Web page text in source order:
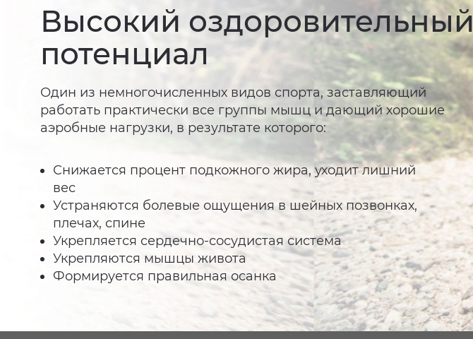
Высокий оздоровительный
потенциал
Один из немногочисленных видов спорта, заставляющий
работать практически все группы мышц и дающий хорошие
аэробные нагрузки, в результате которого:
Снижается процент подкожного жира, уходит лишний
вес
Устраняются болевые ощущения в шейных позвонках,
плечах, спине
Укрепляется сердечно-сосудистая система
Укрепляются мышцы живота
Формируется правильная осанка